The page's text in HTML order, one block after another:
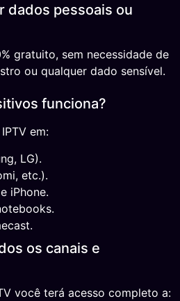
dados pessoais ou
gratuito, sem necessidade de
ou qualquer dado sensível.
funciona?
em:
LG).
etc.).
iPhone.
os canais e
você terá acesso completo a: